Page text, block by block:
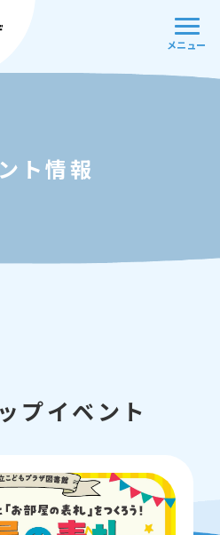
メニュー
ト情報
プイベント